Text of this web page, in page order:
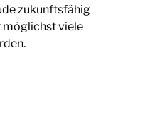
zukunftsfähig
möglichst viele